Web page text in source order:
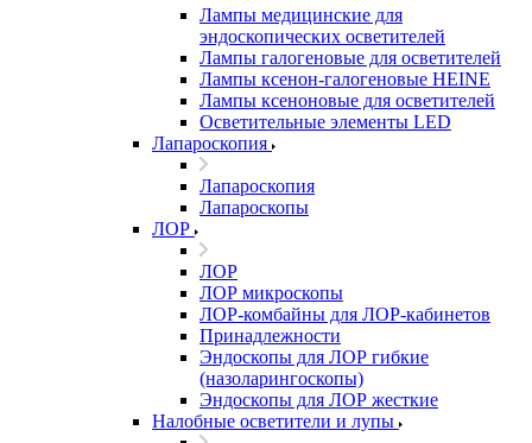
Лампы медицинские для
эндоскопических осветителей
Лампы галогеновые для осветителей
Лампы ксенон-галогеновые HEINE
Лампы ксеноновые для осветителей
Осветительные элементы LED
Лапароскопия
Лапароскопия
Лапароскопы
ЛОР
ЛОР
ЛОР микроскопы
ЛОР-комбайны для ЛОР-кабинетов
Принадлежности
Эндоскопы для ЛОР гибкие
(назоларингоскопы)
Эндоскопы для ЛОР жесткие
Налобные осветители и лупы